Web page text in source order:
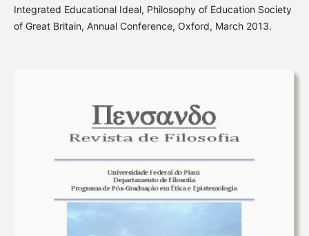
Integrated Educational Ideal, Philosophy of Education Society
of Great Britain, Annual Conference, Oxford, March 2013.